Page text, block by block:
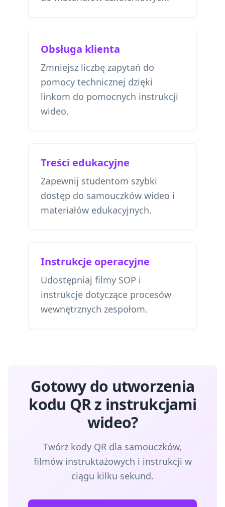
Obsługa klienta
Zmniejsz liczbę zapytań do
pomocy technicznej dzięki
linkom do pomocnych instrukcji
wideo.
Treści edukacyjne
Zapewnij studentom szybki
dostęp do samouczków wideo i
materiałów edukacyjnych.
Instrukcje operacyjne
Udostępniaj filmy SOP i
instrukcje dotyczące procesów
wewnętrznych zespołom.
Gotowy do utworzenia
kodu QR z instrukcjami
wideo?
Twórz kody QR dla samouczków,
filmów instruktażowych i instrukcji w
ciągu kilku sekund.